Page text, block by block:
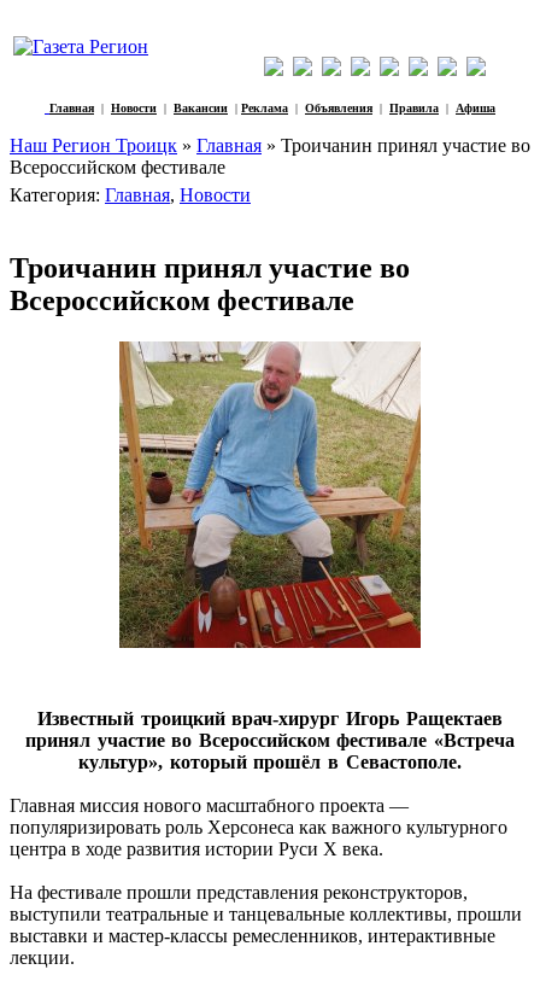
Главная | Новости | Вакансии | Реклама | Объявления | Правила | Афиша
Наш Регион Троицк » Главная » Троичанин принял участие во
Всероссийском фестивале
Категория: Главная, Новости
Троичанин принял участие во
Всероссийском фестивале
Известный троицкий врач-хирург Игорь Ращектаев
принял участие во Всероссийском фестивале «Встреча
культур», который прошёл в Севастополе.
Главная миссия нового масштабного проекта —
популяризировать роль Херсонеса как важного культурного
центра в ходе развития истории Руси Х века.
На фестивале прошли представления реконструкторов,
выступили театральные и танцевальные коллективы, прошли
выставки и мастер-классы ремесленников, интерактивные
лекции.